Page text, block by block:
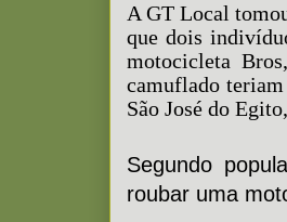
A GT Local
que dois
motocicleta
camuflado
São José do
Segundo
roubar uma